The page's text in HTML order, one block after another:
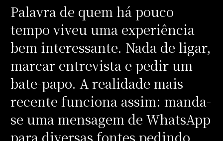
Palavra de quem há pouco
tempo viveu uma experiência
bem interessante. Nada de ligar,
marcar entrevista e pedir um
bate-papo. A realidade mais
recente funciona assim: manda-
se uma mensagem de WhatsApp
para diversas fontes pedindo